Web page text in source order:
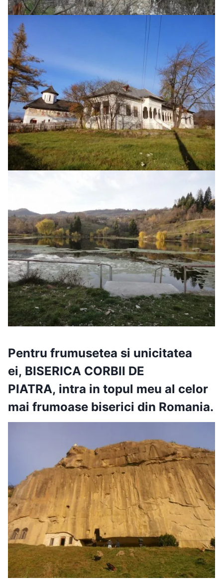
Pentru frumusetea si unicitatea
ei, BISERICA CORBII DE
PIATRA, intra in topul meu al celor
mai frumoase biserici din Romania.